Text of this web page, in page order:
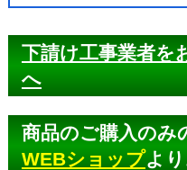
下請け工事業者を
へ
商品のご購入のみ
WEBショップよ